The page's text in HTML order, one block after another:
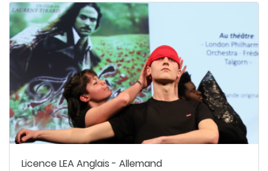
Licence LEA Anglais - Allemand